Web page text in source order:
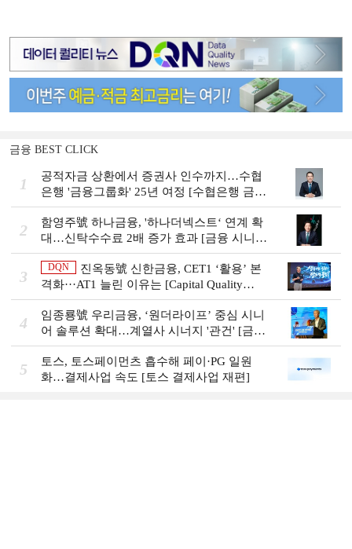
금융 BEST CLICK
1
공적자금 상환에서 증권사 인수까지…수협
은행 '금융그룹화' 25년 여정 [수협은행 금융
그룹의 꿈①]
2
함영주號 하나금융, '하나더넥스트‘ 연계 확
대…신탁수수료 2배 증가 효과 [금융 시니어
비즈니스 돋보기]
3
DQN
진옥동號 신한금융, CET1 ‘활용’ 본
격화···AT1 늘린 이유는 [Capital Quality
Review]
4
임종룡號 우리금융, ‘원더라이프’ 중심 시니
어 솔루션 확대…계열사 시너지 '관건' [금융
시니어 비즈니스 돋보기]
5
토스, 토스페이먼츠 흡수해 페이·PG 일원
화…결제사업 속도 [토스 결제사업 재편]